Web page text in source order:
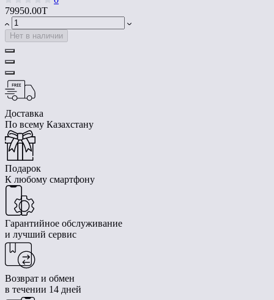
79950.00T
Нет в наличии
Доставка
По всему Казахстану
Подарок
К любому смартфону
Гарантийное обслуживание
и лучший сервис
Возврат и обмен
в течении 14 дней